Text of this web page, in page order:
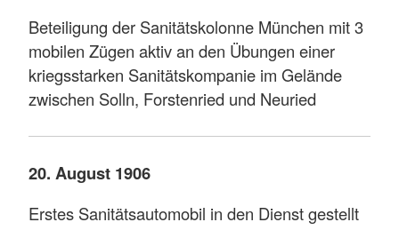
Beteiligung der Sanitätskolonne München mit 3
mobilen Zügen aktiv an den Übungen einer
kriegsstarken Sanitätskompanie im Gelände
zwischen Solln, Forstenried und Neuried
20. August 1906
Erstes Sanitätsautomobil in den Dienst gestellt